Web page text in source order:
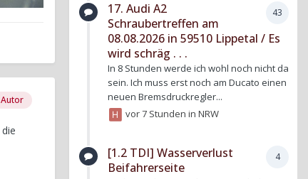
Autor
43
17. Audi A2
Schraubertreffen am
08.08.2026 in 59510 Lippetal / Es
wird schräg . . .
In 8 Stunden werde ich wohl noch nicht da
sein. Ich muss erst noch am Ducato einen
neuen Bremsdruckregler...
vor 7 Stunden inNRW
4
[1.2 TDI] Wasserverlust
Beifahrerseite